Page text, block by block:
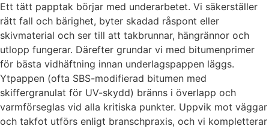
Ett tätt papptak börjar med underarbetet. Vi säkerställer
rätt fall och bärighet, byter skadad råspont eller
skivmaterial och ser till att takbrunnar, hängrännor och
utlopp fungerar. Därefter grundar vi med bitumenprimer
för bästa vidhäftning innan underlagspappen läggs.
Ytpappen (ofta SBS-modifierad bitumen med
skiffergranulat för UV-skydd) bränns i överlapp och
varmförseglas vid alla kritiska punkter. Uppvik mot väggar
och takfot utförs enligt branschpraxis, och vi kompletterar